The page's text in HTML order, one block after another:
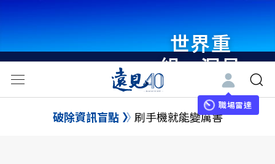
世界重
組・洞見
未來 與
世界領袖
職場雷達
破除資訊盲點 刷手機就能變厲害